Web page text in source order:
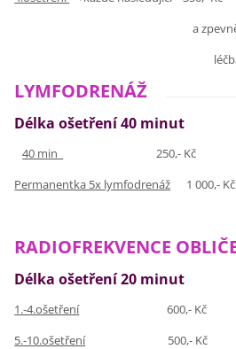
a zpevnění
léčba
LYMFODRENÁŽ
Délka ošetření 40 minut
40 min
250,- Kč
Permanentka 5x lymfodrenáž 1 000,- Kč
RADIOFREKVENCE
Délka ošetření 20 minut
1.-4.ošetření600,- Kč toto
5.-10.ošetření500,- Kč